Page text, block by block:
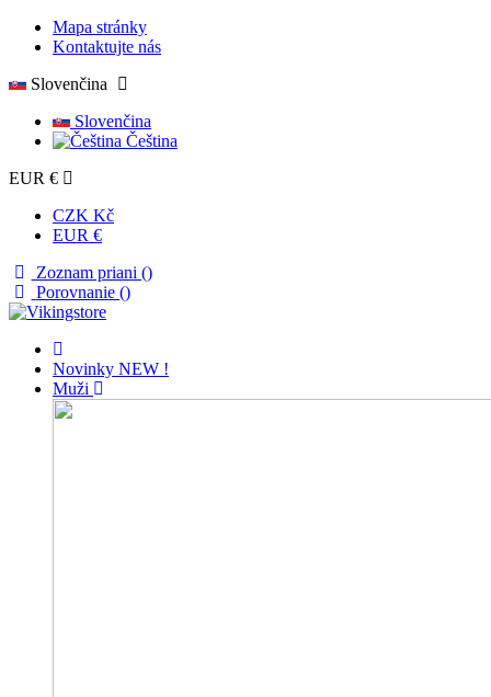
Mapa stránky
Kontaktujte nás
Slovenčina
Slovenčina
Čeština
EUR €
CZK Kč
EUR €
Zoznam priani ()
Porovnanie ()
Novinky NEW !
Muži